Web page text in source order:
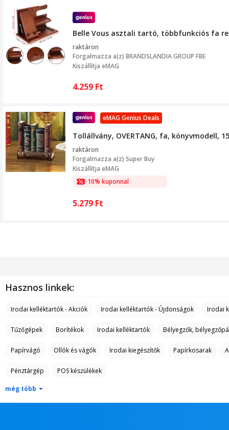
Belle Vous asztali tartó, többfunkciós fa
raktáron
Forgalmazza a(z) BRANDSLANDIA GROUP FBE
Kiszállítja eMAG
4.259 Ft
eMAG Genius Deals
Tollállvány, OVERTANG, fa, könyvmodell,
raktáron
Forgalmazza a(z) Super Buy
Kiszállítja eMAG
-10% kuponnal
5.279 Ft
Hasznos linkek:
Irodai kelléktartók - Akciók Irodai kelléktartók - Újdonságok Irodai
Tűzőgépek Borítékok Irodai kelléktartók Bélyegzők,
Papírvágó Ollók és vágók Irodai kiegészítők Papírkosarak
Pénztárgép POS készülékek
még több